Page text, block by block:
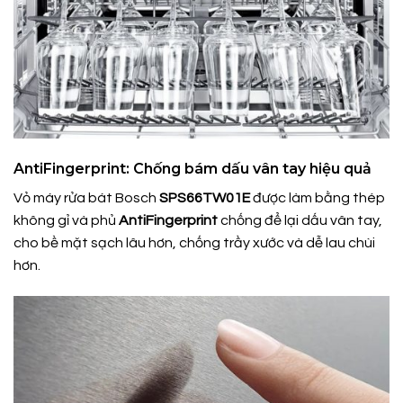
AntiFingerprint: Chống bám dấu vân tay hiệu quả
Vỏ máy rửa bát Bosch SPS66TW01Eđược làm bằng thép
không gỉ và phủ AntiFingerprintchống để lại dấu vân tay,
cho bề mặt sạch lâu hơn, chống trầy xước và dễ lau chùi
hơn.